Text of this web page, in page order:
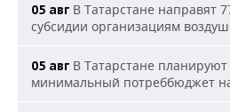
05 авг В Татарстане направят
субсидии организациям
05 авг В Татарстане
минимальный потреббюджет